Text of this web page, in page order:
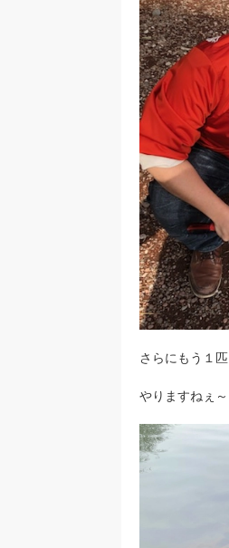
さらにもう１匹
やりますねぇ～